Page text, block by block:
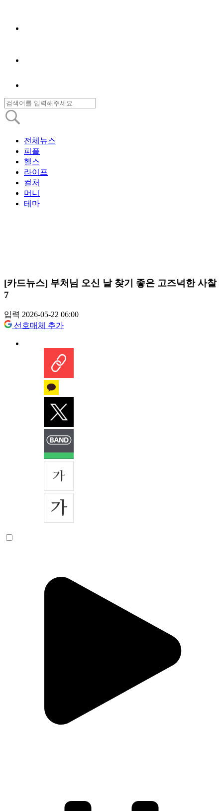
전체뉴스
피플
헬스
라이프
컬처
머니
테마
[카드뉴스] 부처님 오신 날 찾기 좋은 고즈넉한 사찰
7
입력 2026-05-22 06:00
선호매체 추가